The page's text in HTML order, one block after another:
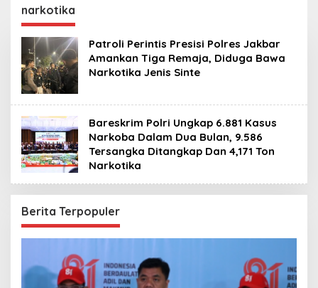
Istana? Ini Link
Pendaftaran Resminya
di Sini
narkotika
Patroli Perintis Presisi Polres Jakbar
Amankan Tiga Remaja, Diduga Bawa
Narkotika Jenis Sinte
Bareskrim Polri Ungkap 6.881 Kasus
Narkoba Dalam Dua Bulan, 9.586
Tersangka Ditangkap Dan 4,171 Ton
Narkotika
Berita Terpopuler